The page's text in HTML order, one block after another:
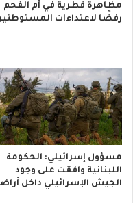
مظاهرة قطرية في أم الفحم
رفضًا لاعتداءات
مسؤول إسرائيلي: الحكومة
اللبنانية وافقت على وجود
الجيش الإسرائيلي داخل